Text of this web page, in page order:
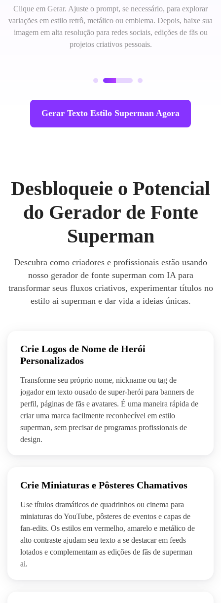
Clique em Gerar. Ajuste o prompt, se necessário, para explorar
variações em estilo retrô, metálico ou emblema. Depois, baixe sua
imagem em alta resolução para redes sociais, edições de fãs ou
projetos criativos pessoais.
Gerar Texto Estilo Superman Agora
Desbloqueie o Potencial
do Gerador de Fonte
Superman
Descubra como criadores e profissionais estão usando
nosso gerador de fonte superman com IA para
transformar seus fluxos criativos, experimentar títulos no
estilo ai superman e dar vida a ideias únicas.
Crie Logos de Nome de Herói
Personalizados
Transforme seu próprio nome, nickname ou tag de
jogador em texto ousado de super-herói para banners de
perfil, páginas de fãs e avatares. É uma maneira rápida de
criar uma marca facilmente reconhecível em estilo
superman, sem precisar de programas profissionais de
design.
Crie Miniaturas e Pôsteres Chamativos
Use títulos dramáticos de quadrinhos ou cinema para
miniaturas do YouTube, pôsteres de eventos e capas de
fan-edits. Os estilos em vermelho, amarelo e metálico de
alto contraste ajudam seu texto a se destacar em feeds
lotados e complementam as edições de fãs de superman
ai.